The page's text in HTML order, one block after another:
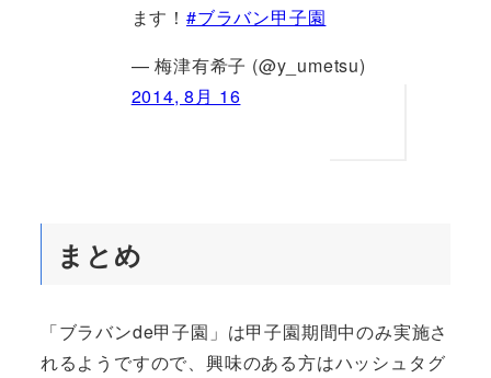
ます！#ブラバン甲子園
— 梅津有希子 (@y_umetsu)
2014, 8月 16
まとめ
「ブラバンde甲子園」は甲子園期間中のみ実施さ
れるようですので、興味のある方はハッシュタグ